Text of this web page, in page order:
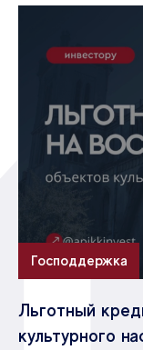
Господдержка
Льготный
культурного